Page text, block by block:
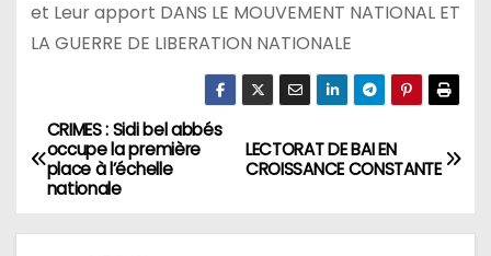
et Leur apport DANS LE MOUVEMENT NATIONAL ET
LA GUERRE DE LIBERATION NATIONALE
N
a
v
LECTORAT DE BAI EN
CROISSANCE CONSTANTE
CRIMES : Sidi bel abbés
occupe la première
place à l’échelle
nationale